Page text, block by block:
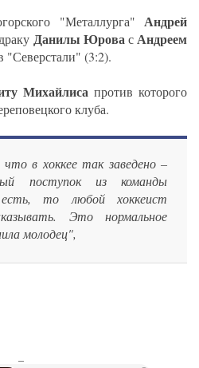
"Металлурга" Андрей
Данилы ЮровасАндреем
"Северстали" (3:2).
Михайлисапротив которого
клуба.
в хоккее так заведено –
поступок из команды
есть, то любой хоккеист
Это нормальное
молодец",